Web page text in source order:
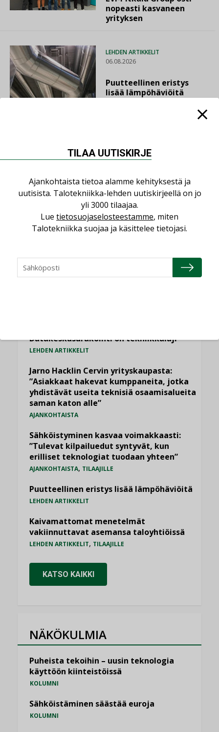
nopeasti kasvaneen
yrityksen
LEHDEN ARTIKKELIT
06.08.2026
Puutteellinen eristys
lisää lämpöhäviöitä
05.08.2026
voimakkaasti: ”Tulevat
kilpailuedut syntyvät,
kun erilliset
teknologiat tuodaan
yhteen”
Datakeskusurakointi on tekniikkalaji
LEHDEN ARTIKKELIT
Jarno Hacklin Cervin yrityskaupasta:
”Asiakkaat hakevat kumppaneita, jotka
yhdistävät useita teknisiä osaamisalueita
saman katon alle”
AJANKOHTAISTA
Sähköistyminen kasvaa voimakkaasti:
”Tulevat kilpailuedut syntyvät, kun
erilliset teknologiat tuodaan yhteen”
AJANKOHTAISTA, TILAAJILLE
Puutteellinen eristys lisää lämpöhäviöitä
LEHDEN ARTIKKELIT
Kaivamattomat menetelmät
vakiinnuttavat asemansa taloyhtiöissä
LEHDEN ARTIKKELIT, TILAAJILLE
KATSO KAIKKI
NÄKÖKULMIA
Puheista tekoihin – uusin teknologia
käyttöön kiinteistöissä
KOLUMNI
Sähköistäminen säästää euroja
KOLUMNI
TILAA UUTISKIRJE
Ajankohtaista tietoa alamme kehityksestä ja
uutisista. Talotekniikka-lehden uutiskirjeellä on jo
yli 3000 tilaajaa.
Lue tietosuojaselosteestamme, miten
Talotekniikka suojaa ja käsittelee tietojasi.